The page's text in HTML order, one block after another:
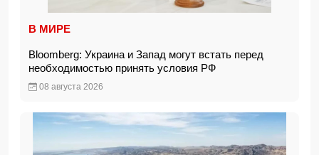
В МИРЕ
Bloomberg: Украина и Запад могут встать перед
необходимостью принять условия РФ
08 августа 2026